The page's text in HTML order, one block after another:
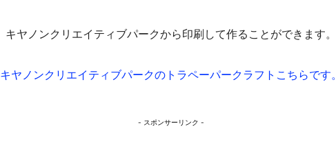
キヤノンクリエイティブパークから印刷して作ることができます。
キヤノンクリエイティブパークのトラペーパークラフトこちらです。
- スポンサーリンク -